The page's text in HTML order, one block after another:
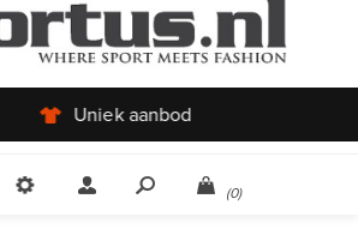
Uniek aanbod
(0)